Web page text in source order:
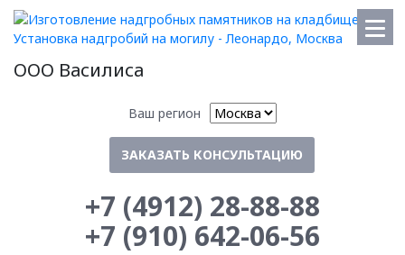
ООО Василиса
Ваш регион
ЗАКАЗАТЬ КОНСУЛЬТАЦИЮ
+7 (4912) 28-88-88
+7 (910) 642-06-56